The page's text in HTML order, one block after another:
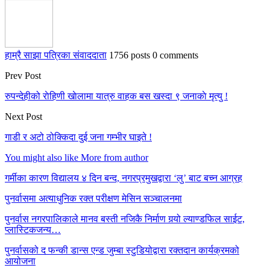
हाम्रै साझा पत्रिका संवाददाता 1756 posts 0 comments
Prev Post
रुपन्देहीको राेहिणी खाेलामा यात्रु वाहक बस खस्दा ९ जनाकाे मृत्यु !
Next Post
गाडी र अटो ठोक्किदा दुई जना गम्भीर घाइते !
You might also like More from author
गर्मीका कारण विद्यालय ४ दिन बन्द, नगरप्रमुखद्वारा ‘लु’ बाट बच्न आग्रह
पुनर्वासमा अत्याधुनिक रक्त परीक्षण मेसिन सञ्चालनमा
पुनर्वास नगरपालिकाले मानव बस्ती नजिकै निर्माण गर्‍यो ल्याण्डफिल साईट,
प्लास्टिकजन्य…
पुनर्वासको द फन्की डान्स एन्ड जुम्बा स्टुडियोद्वारा रक्तदान कार्यक्रमको
आयोजना